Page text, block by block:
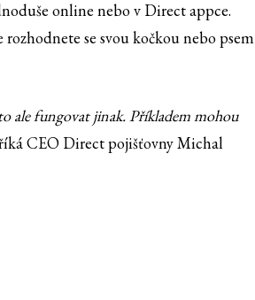
online nebo v Direct appce.
se svou kočkou nebo psem
ale fungovat jinak. Příkladem mohou
CEO Direct pojišťovny Michal